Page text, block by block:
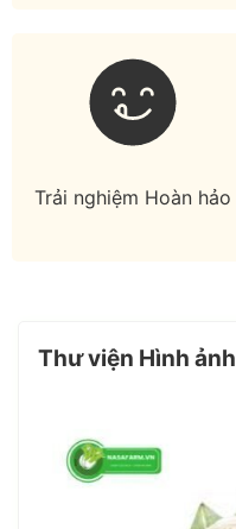
Trải nghiệm Hoàn hảo
Thư viện Hình ảnh